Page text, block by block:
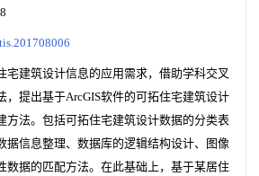
宅建筑设计信息的应用需求，借助学科交叉
，提出基于ArcGIS软件的可拓住宅建筑设计
方法。包括可拓住宅建筑设计数据的分类表
据信息整理、数据库的逻辑结构设计、图像
数据的匹配方法。在此基础上，基于某居住